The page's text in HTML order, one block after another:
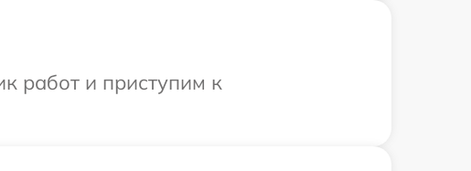
работ и приступим к